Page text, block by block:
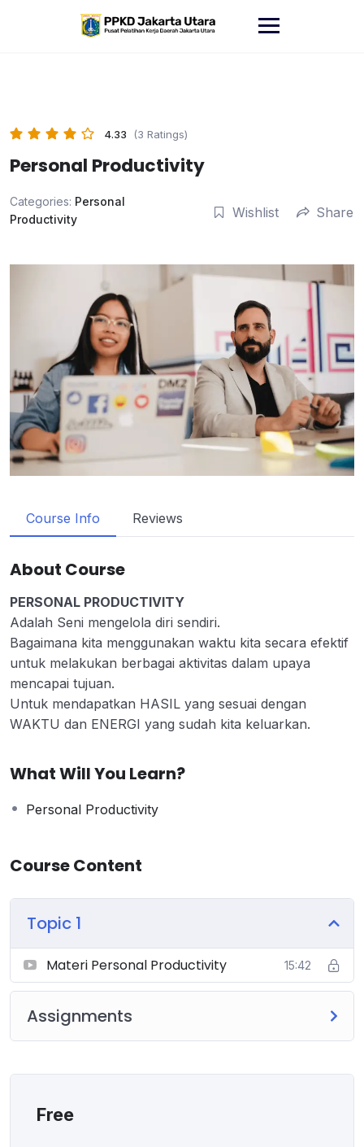
4.33 (3 Ratings)
Personal Productivity
Categories: Personal
Productivity
Wishlist Share
Course Info Reviews
About Course
PERSONAL PRODUCTIVITY
Adalah Seni mengelola diri sendiri.
Bagaimana kita menggunakan waktu kita secara efektif
untuk melakukan berbagai aktivitas dalam upaya
mencapai tujuan.
Untuk mendapatkan HASIL yang sesuai dengan
WAKTU dan ENERGI yang sudah kita keluarkan.
What Will You Learn?
Personal Productivity
Course Content
Topic 1
Materi Personal Productivity 15:42
Assignments
Free